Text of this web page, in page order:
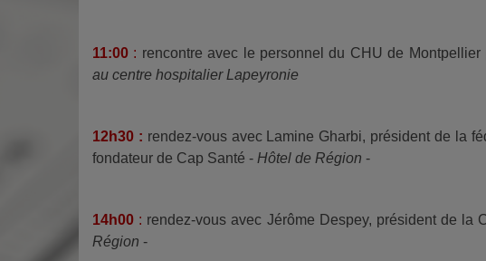
11:00 : rencontre avec le personnel du CHU de
au centre hospitalier Lapeyronie
12h30 : rendez-vous avec Lamine Gharbi, président de la
fondateur de Cap Santé - Hôtel de Région -
14h00 : rendez-vous avec Jérôme Despey, président de la
Région -